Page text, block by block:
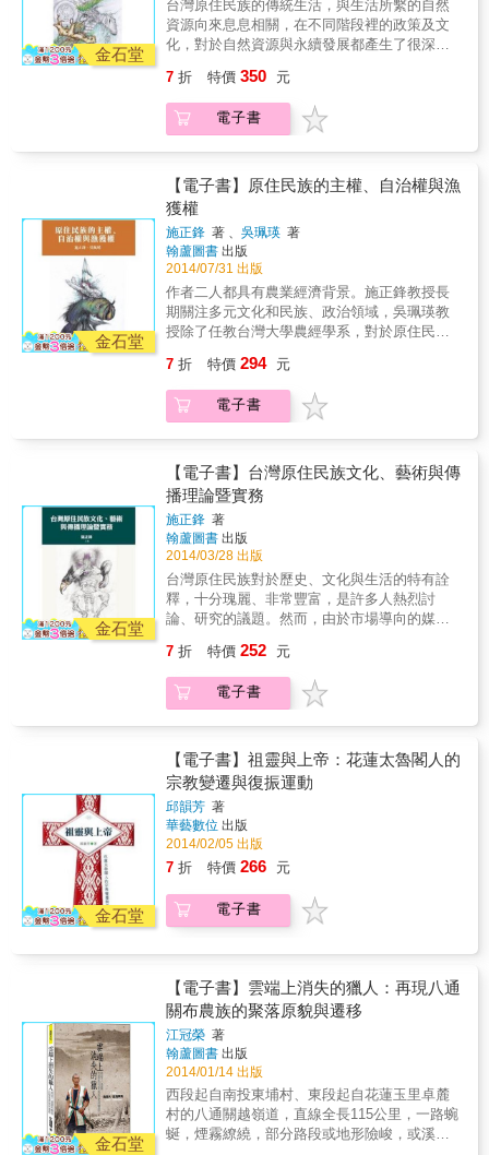
金石堂
台灣原住民族的傳統生活，與生活所繫的自然
資源向來息息相關，在不同階段裡的政策及文
化，對於自然資源與永續發展都產生了很深的
書，整合了學術理論與田野經驗，討論範圍擴
及生命、文化、財產及自決等四權，帶領讀者
思考，如何借重原住民族的智慧來重新調整資
的視野上，觀察政策及實務的權衡關係，也有
非常務實和直接的分析，頗能釐清資源運用的
根源問題，進而省思永續發展的影響與價值。
7 折 特價 350 元
電子書
金石堂
【電子書】原住民族的主權、自治權與漁
獲權
施正鋒 著 、吳珮瑛 著
翰蘆圖書 出版
2014/07/31 出版
作者二人都具有農業經濟背景。施正鋒教授長
期關注多元文化和民族、政治領域，吳珮瑛教
授除了任教台灣大學農經學系，對於原住民族
章的合集。全書主要以主權作為基礎架構，探
討加拿大、紐西蘭、澳洲、臺灣原住民族的主
權、自治權與漁獲權問題，討論範圍擴及行
絡下的因果關係。1980年代起，受到國際原住
民族運動的影響，台灣原住民族展開權利保障
運動，以正名、還我土地、以及自治權為三大
目標，其中關於原住民族自主的論述，足使社
會大眾重新思考族群與國家的互動模式。
7 折 特價 294 元
電子書
金石堂
【電子書】台灣原住民族文化、藝術與傳
播理論暨實務
施正鋒 著
翰蘆圖書 出版
2014/03/28 出版
台灣原住民族對於歷史、文化與生活的特有詮
釋，十分瑰麗、非常豐富，是許多人熱烈討
論、研究的議題。然而，由於市場導向的媒體
族的許多議題不斷被消音，很難有相對等的自
主性發言空間，而且常在主流媒體的報導裡被
邊緣化。因此，關於「台灣原住民族文化、藝
儀式等不同的領域，探索台灣原住民族傳播權
的發展脈絡，期能建構出原住民族自主的論
述，跳脫單一媒體的線性模式，重拾文化上的
「詮釋權」，並建立台灣原住民族自我認同的
深層價值。本書從許多個案研究，深入分析不
同面向的深層問題，諸多的宏觀角度，探討與
原住民生活與生存息息相關的議題，深刻、細
膩，各文精彩好讀，均流露出令人印象深刻的
文化關心與生活關懷。
7 折 特價 252 元
電子書
金石堂
【電子書】祖靈與上帝：花蓮太魯閣人的
宗教變遷與復振運動
邱韻芳 著
華藝數位 出版
2014/02/05 出版
7 折 特價 266 元
電子書
金石堂
【電子書】雲端上消失的獵人：再現八通
關布農族的聚落原貌與遷移
江冠榮 著
翰蘆圖書 出版
2014/01/14 出版
西段起自南投東埔村、東段起自花蓮玉里卓麓
村的八通關越嶺道，直線全長115公里，一路蜿
蜒，煙霧繚繞，部分路段或地形險峻，或溪水